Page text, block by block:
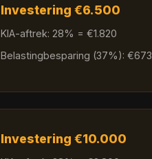
Investering €6.500
KIA-aftrek: 28% = €1.820
Belastingbesparing (37%): €673
Investering €10.000